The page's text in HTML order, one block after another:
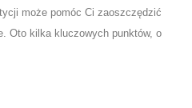
może pomóc Ci zaoszczędzić
Oto kilka kluczowych punktów, o